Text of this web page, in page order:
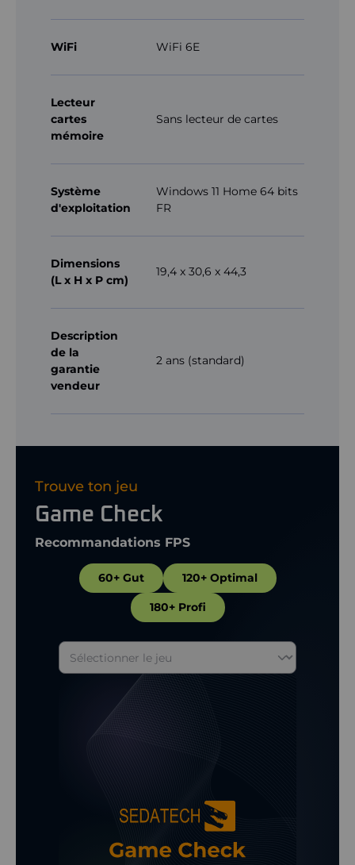
WiFi WiFi 6E
Lecteur
cartes
mémoire
Sans lecteur de cartes
Système
d'exploitation
Windows 11 Home 64 bits
FR
Dimensions
(L x H x P cm)
19,4 x 30,6 x 44,3
Description
de la
garantie
vendeur
2 ans (standard)
Trouve ton jeu
Game Check
Recommandations FPS
60+ Gut 120+ Optimal
180+ Profi